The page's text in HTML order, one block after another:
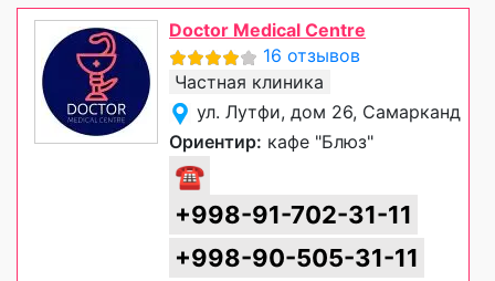
Doctor Medical Centre
16 отзывов
Частная клиника
ул. Лутфи, дом 26, Самарканд
Ориентир: кафе "Блюз"
☎
+998-91-702-31-11
+998-90-505-31-11